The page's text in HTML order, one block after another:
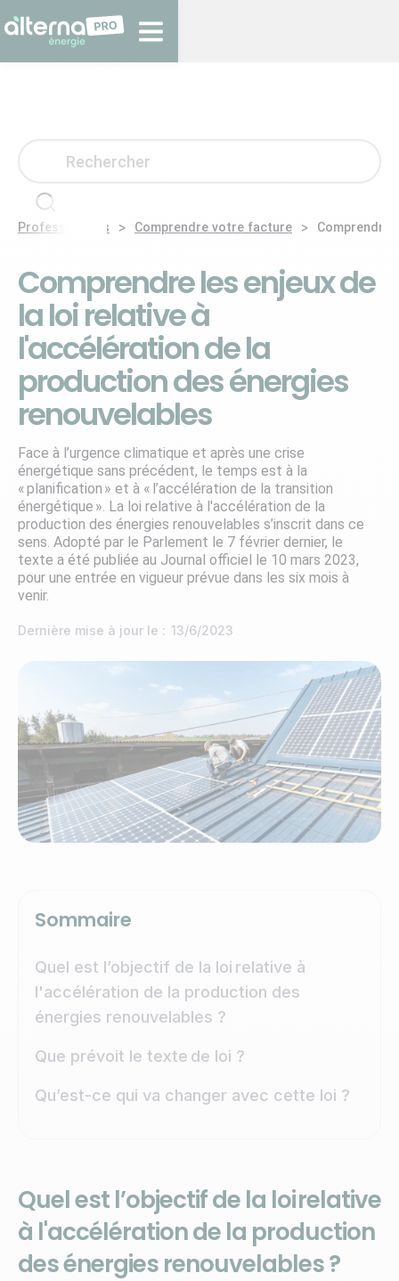
Professionnels > Comprendre votre facture > Comprendre
Comprendre les enjeux de
la loi relative à
l'accélération de la
production des énergies
renouvelables
Face à l’urgence climatique et après une crise
énergétique sans précédent, le temps est à la
« planification » et à « l’accélération de la transition
énergétique ». La loi relative à l'accélération de la
production des énergies renouvelables s’inscrit dans ce
sens. Adopté par le Parlement le 7 février dernier, le
texte a été publiée au Journal officiel le 10 mars 2023,
pour une entrée en vigueur prévue dans les six mois à
venir.
Dernière mise à jour le : 13/6/2023
Sommaire
Quel est l’objectif de la loi relative à
l'accélération de la production des
énergies renouvelables ?
Que prévoit le texte de loi ?
Qu’est-ce qui va changer avec cette loi ?
Quel est l’objectif de la loi relative
à l'accélération de la production
des énergies renouvelables ?